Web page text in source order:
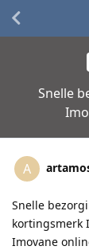
Snelle
A
Snelle
kortingsmerk
Imovane